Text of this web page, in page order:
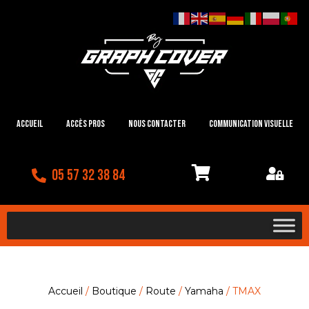
Accueil Accès Pros Nous contacter Communication visuelle
05 57 32 38 84
Accueil / Boutique / Route / Yamaha / TMAX